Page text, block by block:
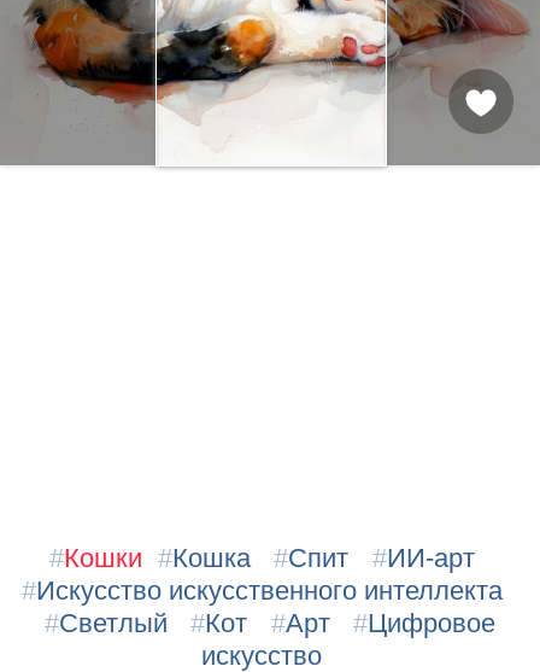
#Кошки #Кошка #Спит #ИИ-арт
#Искусство искусственного интеллекта
#Светлый #Кот #Арт #Цифровое
искусство